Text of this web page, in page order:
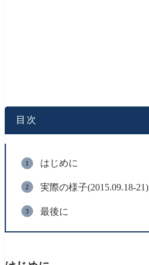
目次
はじめに
実際の様子(2015.09.18-21)
最後に